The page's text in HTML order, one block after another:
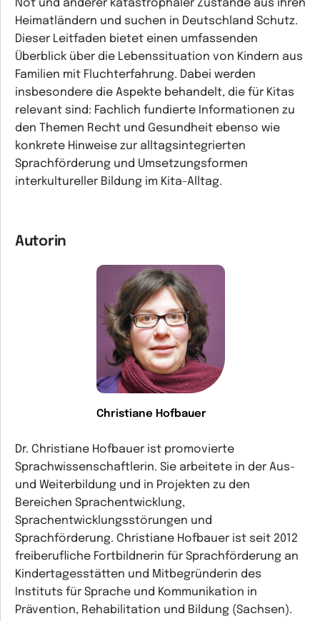
Not und anderer katastrophaler Zustände aus ihren
Heimatländern und suchen in Deutschland Schutz.
Dieser Leitfaden bietet einen umfassenden
Überblick über die Lebenssituation von Kindern aus
Familien mit Fluchterfahrung. Dabei werden
insbesondere die Aspekte behandelt, die für Kitas
relevant sind: Fachlich fundierte Informationen zu
den Themen Recht und Gesundheit ebenso wie
konkrete Hinweise zur alltagsintegrierten
Sprachförderung und Umsetzungsformen
interkultureller Bildung im Kita-Alltag.
Autorin
Christiane Hofbauer
Dr. Christiane Hofbauer ist promovierte
Sprachwissenschaftlerin. Sie arbeitete in der Aus-
und Weiterbildung und in Projekten zu den
Bereichen Sprachentwicklung,
Sprachentwicklungsstörungen und
Sprachförderung. Christiane Hofbauer ist seit 2012
freiberufliche Fortbildnerin für Sprachförderung an
Kindertagesstätten und Mitbegründerin des
Instituts für Sprache und Kommunikation in
Prävention, Rehabilitation und Bildung (Sachsen).